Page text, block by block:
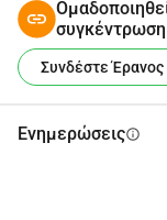
Συνδέστε Έρανος
Ενημερώσειςinfo